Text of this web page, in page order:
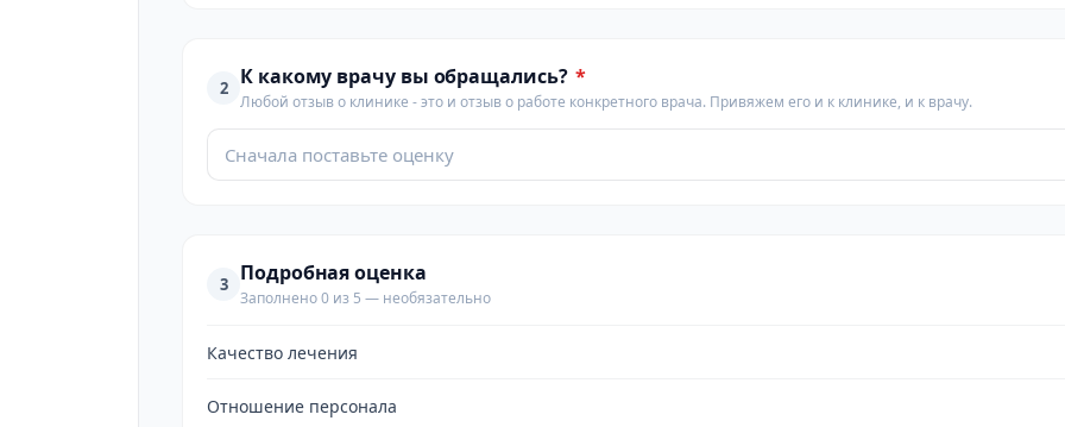
2 К какому врачу вы обращались? *
Любой отзыв о клинике - это и отзыв о работе конкретного врача. Привяжем его и к клинике, и к врачу.
Сначала поставьте оценку
3 Подробная оценка
Заполнено 0 из 5 — необязательно
Качество лечения
Отношение персонала